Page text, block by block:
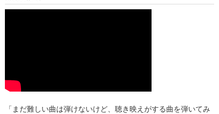
「まだ難しい曲は弾けないけど、聴き映えがする曲を弾いてみ